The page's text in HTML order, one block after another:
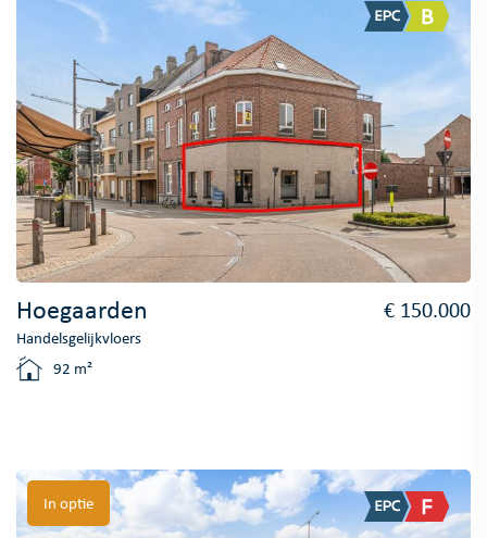
Hoegaarden € 150.000
Handelsgelijkvloers
92 m²
In optie